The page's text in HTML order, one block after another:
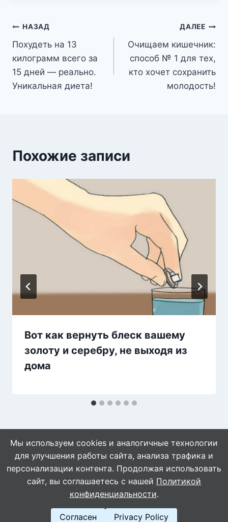
Навигация
по
записям
НАЗАД
Похудеть на 13
килограмм всего за
15 дней — реально.
Уникальная диета!
ДАЛЕЕ
Очищаем кишечник:
способ № 1 для тех,
кто хочет сохранить
молодость!
Похожие записи
Вот как вернуть блеск вашему
золоту и серебру, не выходя из
дома
© 2026 Naget.Ru
Мы используем cookies и аналогичные технологии
для улучшения работы сайта, анализа трафика и
персонализации контента. Продолжая использовать
сайт, вы соглашаетесь с нашей Политикой
конфиденциальности.
Согласен Privacy Policy